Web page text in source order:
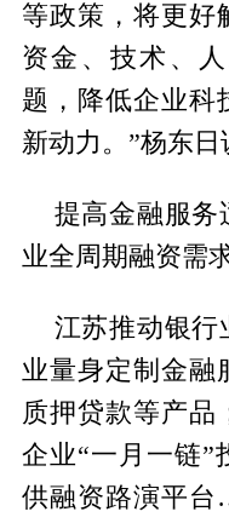
等政策，将更好
资金、技术、
题，降低企业科
新动力。”杨东日
提高金融服务
业全周期融资需
江苏推动银行
业量身定制金融
质押贷款等产品
企业“一月一链”
供融资路演平